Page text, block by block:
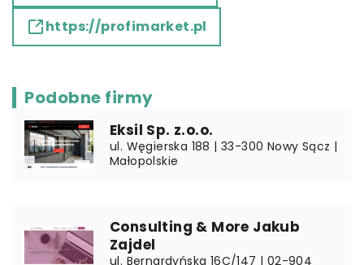
https://profimarket.pl
Podobne firmy
Eksil Sp. z.o.o.
ul. Węgierska 188 | 33-300 Nowy Sącz |
Małopolskie
Consulting & More Jakub
Zajdel
ul. Bernardyńska 16C/147 | 02-904